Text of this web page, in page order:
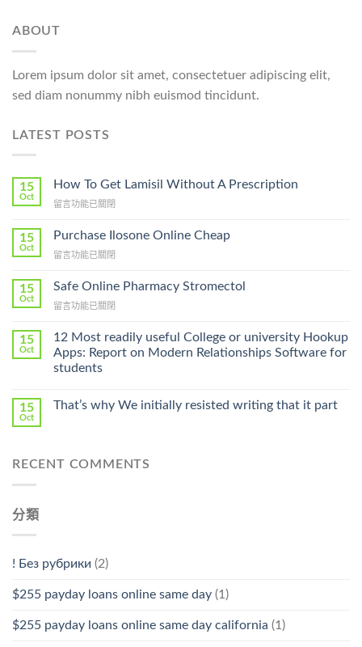
ABOUT
Lorem ipsum dolor sit amet, consectetuer adipiscing elit,
sed diam nonummy nibh euismod tincidunt.
LATEST POSTS
15
Oct
How To Get Lamisil Without A Prescription
在
To
Lamisil
A
Prescription〉
留言功能已關閉
15
Oct
Purchase Ilosone Online Cheap
在
Ilosone
Cheap〉
留言功能已關閉
15
Oct
Safe Online Pharmacy Stromectol
在
Online
Pharmacy
Stromectol〉
中
留言功能已關閉
15
Oct
12 Most readily useful College or university Hookup
Apps: Report on Modern Relationships Software for
students
15
Oct
That’s why We initially resisted writing that it part
RECENT COMMENTS
分類
! Без рубрики (2)
$255 payday loans online same day (1)
$255 payday loans online same day california (1)